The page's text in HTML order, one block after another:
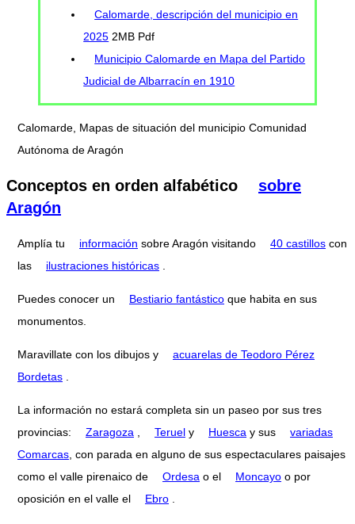
Calomarde, descripción del municipio en
2025 2MB Pdf
Municipio Calomarde en Mapa del Partido
Judicial de Albarracín en 1910
Calomarde, Mapas de situación del municipio Comunidad
Autónoma de Aragón
Conceptos en orden alfabético
sobre
Aragón
Amplía tu información sobre Aragón visitando 40 castillos con
las
ilustraciones históricas
Puedes conocer un Bestiario fantástico que habita en sus
monumentos.
Maravillate con los dibujos y
acuarelas de Teodoro Pérez
Bordetas
La información no estará completa sin un paseo por sus tres
provincias:
Zaragoza Teruel y Huesca y sus
variadas
Comarcas , con parada en alguno de sus espectaculares paisajes
como el valle pirenaico de
Ordesa o el Moncayo o por
oposición en el valle el
Ebro